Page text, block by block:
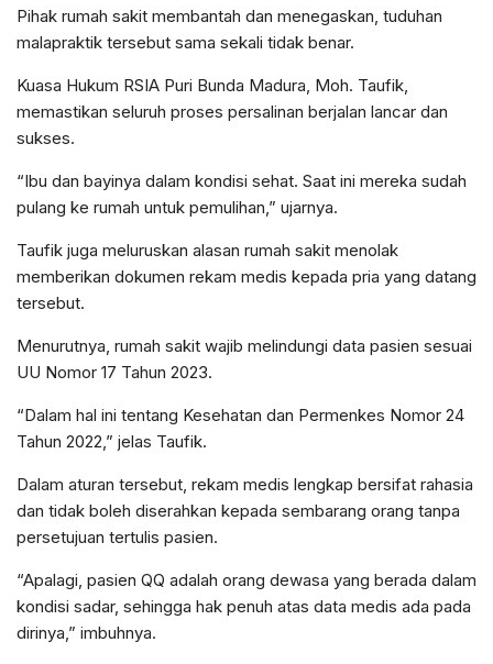
Pihak rumah sakit membantah dan menegaskan, tuduhan
malapraktik tersebut sama sekali tidak benar.
Kuasa Hukum RSIA Puri Bunda Madura, Moh. Taufik,
memastikan seluruh proses persalinan berjalan lancar dan
sukses.
“Ibu dan bayinya dalam kondisi sehat. Saat ini mereka sudah
pulang ke rumah untuk pemulihan,” ujarnya.
Taufik juga meluruskan alasan rumah sakit menolak
memberikan dokumen rekam medis kepada pria yang datang
tersebut.
Menurutnya, rumah sakit wajib melindungi data pasien sesuai
UU Nomor 17 Tahun 2023.
“Dalam hal ini tentang Kesehatan dan Permenkes Nomor 24
Tahun 2022,” jelas Taufik.
Dalam aturan tersebut, rekam medis lengkap bersifat rahasia
dan tidak boleh diserahkan kepada sembarang orang tanpa
persetujuan tertulis pasien.
“Apalagi, pasien QQ adalah orang dewasa yang berada dalam
kondisi sadar, sehingga hak penuh atas data medis ada pada
dirinya,” imbuhnya.